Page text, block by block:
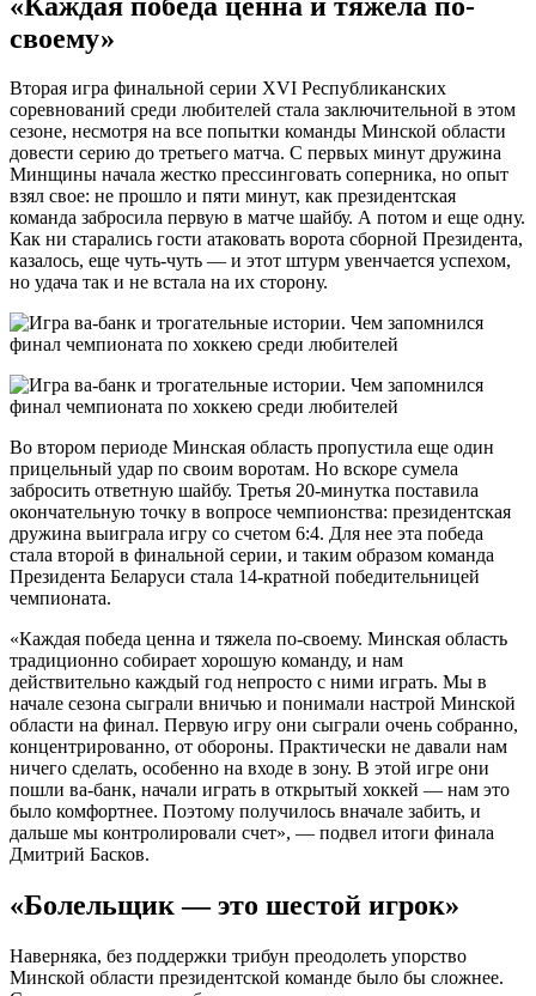
своему»
Вторая игра финальной серии XVI Республиканских
соревнований среди любителей стала заключительной в этом
сезоне, несмотря на все попытки команды Минской области
довести серию до третьего матча. С первых минут дружина
Минщины начала жестко прессинговать соперника, но опыт
взял свое: не прошло и пяти минут, как президентская
команда забросила первую в матче шайбу. А потом и еще одну.
Как ни старались гости атаковать ворота сборной Президента,
казалось, еще чуть-чуть — и этот штурм увенчается успехом,
но удача так и не встала на их сторону.
Во втором периоде Минская область пропустила еще один
прицельный удар по своим воротам. Но вскоре сумела
забросить ответную шайбу. Третья 20-минутка поставила
окончательную точку в вопросе чемпионства: президентская
дружина выиграла игру со счетом 6:4. Для нее эта победа
стала второй в финальной серии, и таким образом команда
Президента Беларуси стала 14-кратной победительницей
чемпионата.
«Каждая победа ценна и тяжела по-своему. Минская область
традиционно собирает хорошую команду, и нам
действительно каждый год непросто с ними играть. Мы в
начале сезона сыграли вничью и понимали настрой Минской
области на финал. Первую игру они сыграли очень собранно,
концентрированно, от обороны. Практически не давали нам
ничего сделать, особенно на входе в зону. В этой игре они
пошли ва-банк, начали играть в открытый хоккей — нам это
было комфортнее. Поэтому получилось вначале забить, и
дальше мы контролировали счет», — подвел итоги финала
Дмитрий Басков.
«Болельщик — это шестой игрок»
Наверняка, без поддержки трибун преодолеть упорство
Минской области президентской команде было бы сложнее.